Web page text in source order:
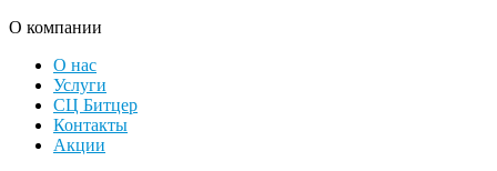
О компании
О нас
Услуги
СЦ Битцер
Контакты
Акции